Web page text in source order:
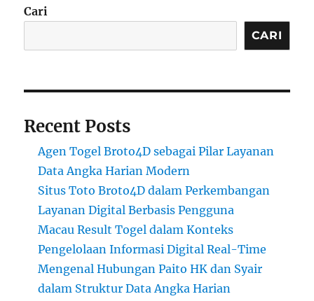
Cari
CARI
Recent Posts
Agen Togel Broto4D sebagai Pilar Layanan
Data Angka Harian Modern
Situs Toto Broto4D dalam Perkembangan
Layanan Digital Berbasis Pengguna
Macau Result Togel dalam Konteks
Pengelolaan Informasi Digital Real-Time
Mengenal Hubungan Paito HK dan Syair
dalam Struktur Data Angka Harian